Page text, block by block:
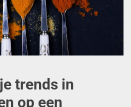
trends in
op een